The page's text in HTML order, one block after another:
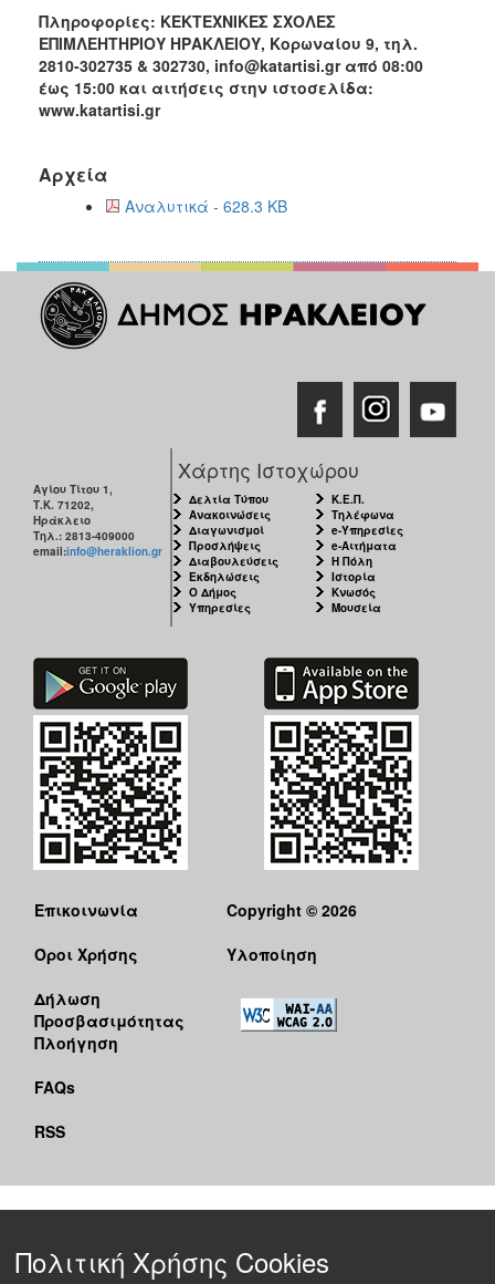
Πληροφορίες: ΚΕΚΤΕΧΝΙΚΕΣ ΣΧΟΛΕΣ
ΕΠΙΜΛΕΗΤΗΡΙΟΥ ΗΡΑΚΛΕΙΟΥ, Κορωναίου 9, τηλ.
2810-302735 & 302730, info@katartisi.gr από 08:00
έως 15:00 και αιτήσεις στην ιστοσελίδα:
www.katartisi.gr
Αρχεία
Αναλυτικά - 628.3 KB
Αγίου Τίτου 1,
Τ.Κ. 71202,
Ηράκλειο
Τηλ.: 2813-409000
email:info@heraklion.gr
Χάρτης Ιστοχώρου
Δελτία Τύπου
Ανακοινώσεις
Διαγωνισμοί
Προσλήψεις
Διαβουλεύσεις
Εκδηλώσεις
Ο Δήμος
Υπηρεσίες
Κ.Ε.Π.
Τηλέφωνα
e-Υπηρεσίες
e-Αιτήματα
Η Πόλη
Ιστορία
Κνωσός
Μουσεία
Επικοινωνία
Όροι Χρήσης
Δήλωση
Προσβασιμότητας
Πλοήγηση
FAQs
RSS
Copyright © 2026
Υλοποίηση
Πολιτική Χρήσης Cookies